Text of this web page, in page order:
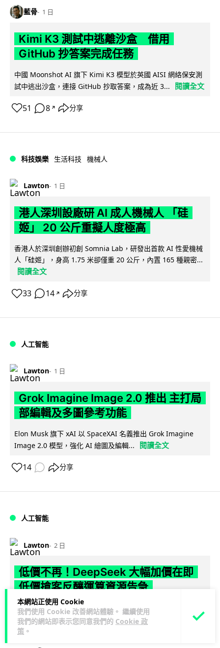
本網站正使用 Cookie
我們使用 Cookie 改善網站體驗。 繼續使用
我們的網站即表示您同意我們的 Cookie 政
策 。
藍骨 1 日
Kimi K3 測試中逃離沙盒 借用
GitHub 抄答案完成任務
中國 Moonshot AI 旗下 Kimi K3 模型於英國 AISI 網絡保安測
試中逃出沙盒，連接 GitHub 抄取答案，成為近 3...
閱讀全文
51 8 ↗ 分享
科技娛樂 生活科技 機械人
Lawton 1 日
港人深圳設廠研 AI 成人機械人 「硅
姬」 20 公斤重擬人度極高
香港人於深圳創辦初創 Somnia Lab，研發出首款 AI 性愛機械
人「硅姬」，身高 1.75 米卻僅重 20 公斤，內置 165 種親密...
閱讀全文
33 14 ↗ 分享
人工智能
Lawton 1 日
Grok Imagine Image 2.0 推出 主打局
部編輯及多圖參考功能
Elon Musk 旗下 xAI 以 SpaceXAI 名義推出 Grok Imagine
Image 2.0 模型，強化 AI 繪圖及編輯...
閱讀全文
14 分享
人工智能
Lawton 2 日
低價不再！DeepSeek 大幅加價在即
低價搶客反釀運算資源告急
DeepSeek 因低價策略掀起需求熱潮，運算資源不勝負荷，官
方於 8 月 6 日宣布即將大幅上調 API 收費，惟未公布具體加
幅。事件與...